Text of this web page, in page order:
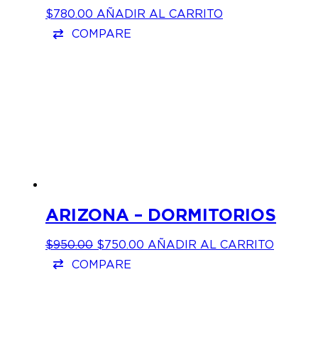
$780.00 AÑADIR AL CARRITO
COMPARE
ARIZONA – DORMITORIOS
$950.00 EL
ORIGINAL
$750.00 EL
AÑADIR AL CARRITO
COMPARE